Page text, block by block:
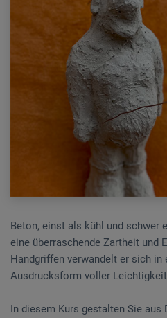
Beton, einst als kühl und schwer
eine überraschende Zartheit und
Handgriffen verwandelt er sich in
Ausdrucksform voller
In diesem Kurs gestalten Sie aus